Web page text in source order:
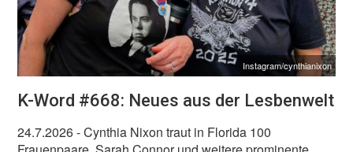
Instagram/cynthianixon
K-Word #668: Neues aus der Lesbenwelt
24.7.2026- Cynthia Nixon traut in Florida 100